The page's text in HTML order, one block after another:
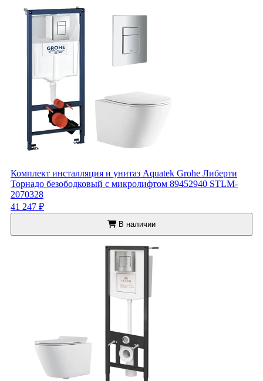
Комплект инсталляция и унитаз Aquatek Grohe Либерти
Торнадо безободковый с микролифтом 89452940 STLM-
2070328
41 247 ₽
В наличии